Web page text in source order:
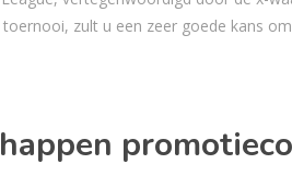
zult u een zeer goede kans